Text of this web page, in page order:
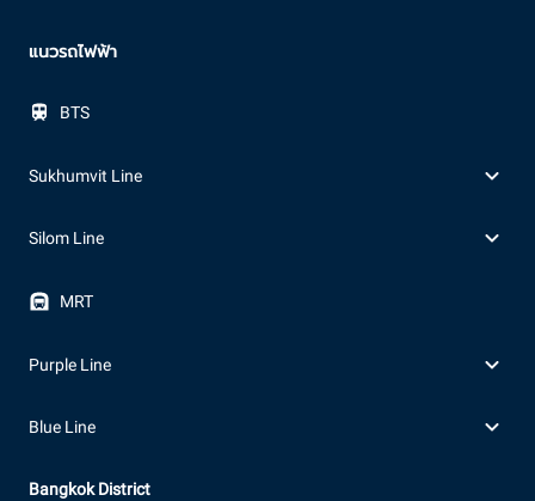
แนวรถไฟฟ้า
BTS
Sukhumvit Line
Silom Line
MRT
Purple Line
Blue Line
Bangkok District